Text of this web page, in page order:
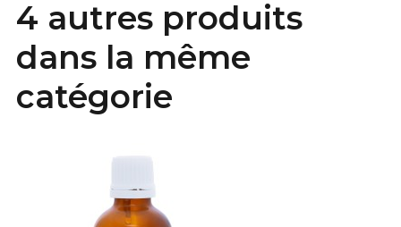
4 autres produits
dans la même
catégorie